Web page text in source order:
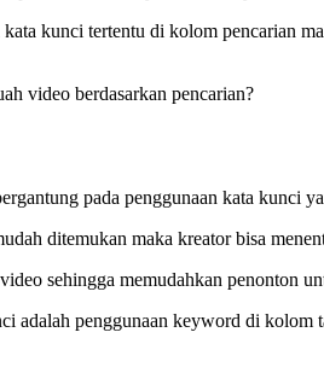
kunci tertentu di kolom pencarian
video berdasarkan pencarian?
pada penggunaan kata kunci
ditemukan maka kreator bisa
sehingga memudahkan penonton
adalah penggunaan keyword di